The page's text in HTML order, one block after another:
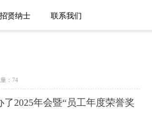
招贤纳士 联系我们
2025年会暨“员工年度荣誉奖
： 74